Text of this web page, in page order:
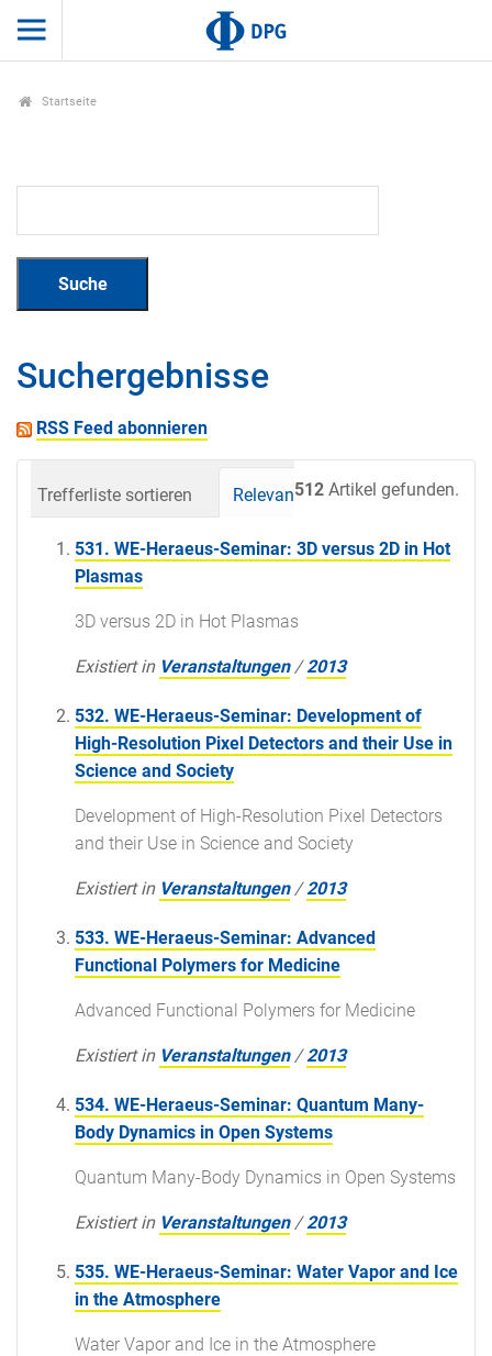
Startseite
Suchergebnisse
RSS Feed abonnieren
512 Artikel gefunden.
Trefferliste sortieren Relevanz Datum
531. WE-Heraeus-Seminar: 3D versus 2D in Hot
Plasmas
3D versus 2D in Hot Plasmas
Existiert in Veranstaltungen /2013
532. WE-Heraeus-Seminar: Development of
High-Resolution Pixel Detectors and their Use in
Science and Society
Development of High-Resolution Pixel Detectors
and their Use in Science and Society
Existiert in Veranstaltungen /2013
533. WE-Heraeus-Seminar: Advanced
Functional Polymers for Medicine
Advanced Functional Polymers for Medicine
Existiert in Veranstaltungen /2013
534. WE-Heraeus-Seminar: Quantum Many-
Body Dynamics in Open Systems
Quantum Many-Body Dynamics in Open Systems
Existiert in Veranstaltungen /2013
535. WE-Heraeus-Seminar: Water Vapor and Ice
in the Atmosphere
Water Vapor and Ice in the Atmosphere